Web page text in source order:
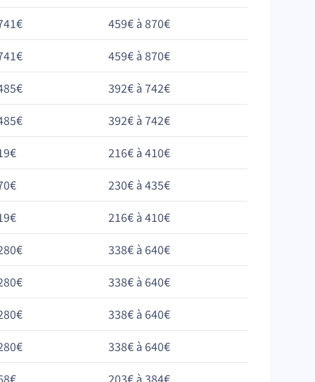
459€ à 870€
459€ à 870€
392€ à 742€
392€ à 742€
216€ à 410€
230€ à 435€
216€ à 410€
338€ à 640€
338€ à 640€
338€ à 640€
338€ à 640€
203€ à 384€